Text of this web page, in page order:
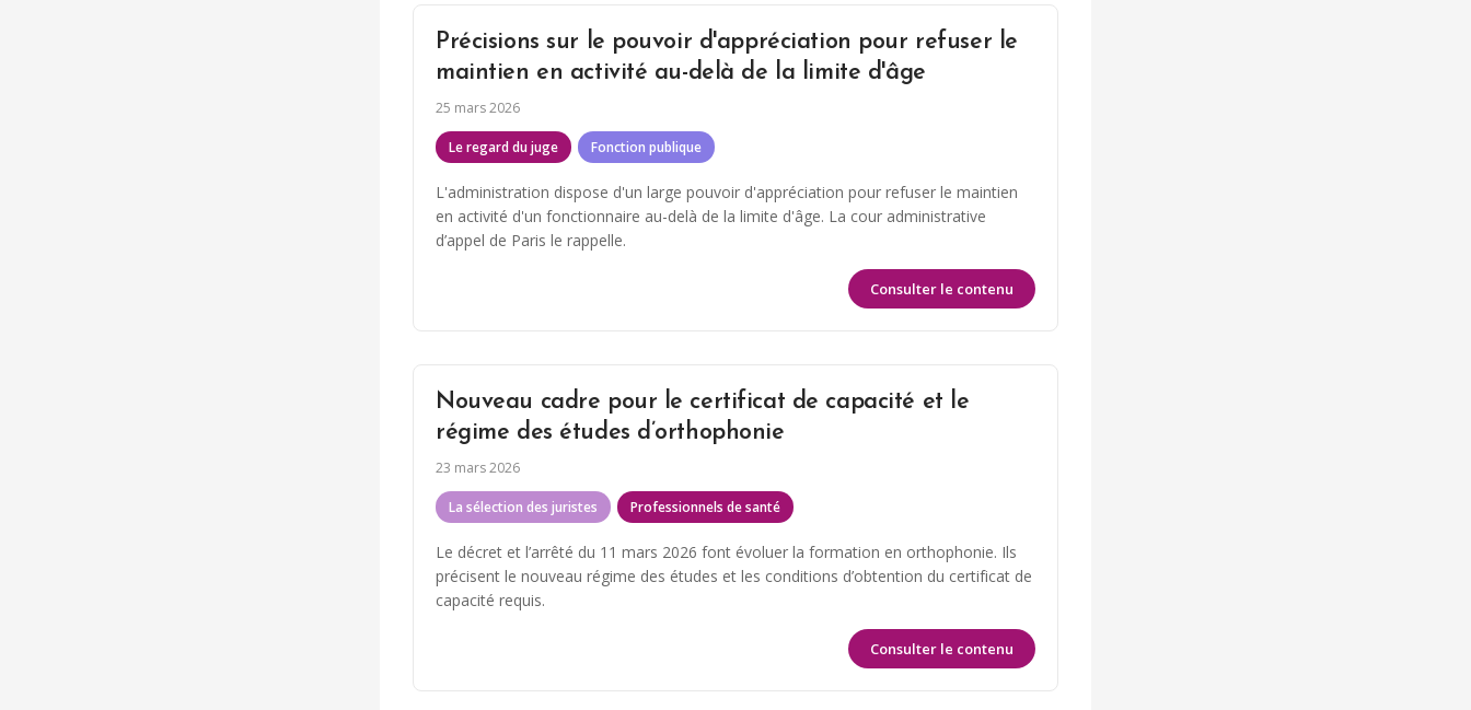
Précisions sur le pouvoir d'appréciation pour refuser le
maintien en activité au-delà de la limite d'âge
25 mars 2026
Le regard du juge Fonction publique
L'administration dispose d'un large pouvoir d'appréciation pour refuser le maintien
en activité d'un fonctionnaire au-delà de la limite d'âge. La cour administrative
d’appel de Paris le rappelle.
Consulter le contenu
Nouveau cadre pour le certificat de capacité et le
régime des études d’orthophonie
23 mars 2026
La sélection des juristes Professionnels de santé
Le décret et l’arrêté du 11 mars 2026 font évoluer la formation en orthophonie. Ils
précisent le nouveau régime des études et les conditions d’obtention du certificat de
capacité requis.
Consulter le contenu